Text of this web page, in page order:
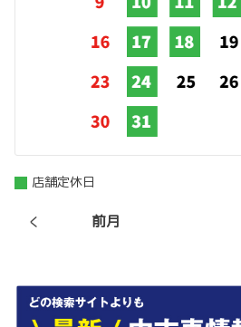
前月
店舗定休日